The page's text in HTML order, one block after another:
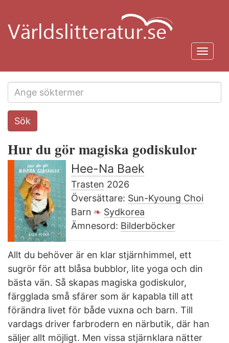
huvudinnehåll
Search
this
Sök
Hur du gör magiska godiskulor
Hee-Na Baek
Trasten 2026
Översättare: Sun-Kyoung Choi
Barn
Sydkorea
Ämnesord: Bilderböcker
Allt du behöver är en klar stjärnhimmel, ett
sugrör för att blåsa bubblor, lite yoga och din
bästa vän. Så skapas magiska godiskulor,
färgglada små sfärer som är kapabla till att
förändra livet för både vuxna och barn. Till
vardags driver farbrodern en närbutik, där han
säljer allt möjligt. Men vissa stjärnklara nätter